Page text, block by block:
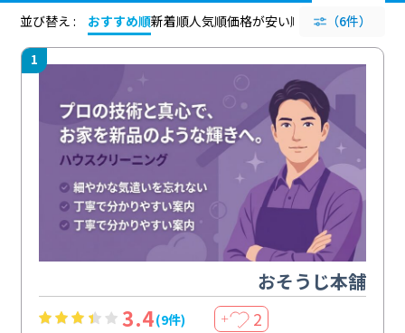
並び替え :
おすすめ順新着順人気順価格が安い順 評価が高い順
（6件）
1
おそうじ本舗
3.4(9件) ＋ 2